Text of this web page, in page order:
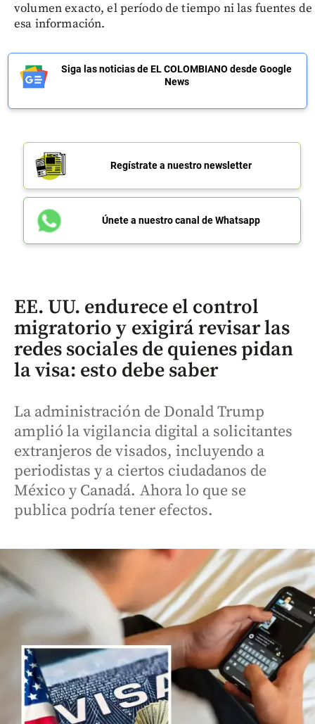
volumen exacto, el período de tiempo ni las fuentes de
esa información.
Siga las noticias de EL COLOMBIANO desde Google
News
Regístrate a nuestro newsletter
Únete a nuestro canal de Whatsapp
EE. UU. endurece el control
migratorio y exigirá revisar las
redes sociales de quienes pidan
la visa: esto debe saber
La administración de Donald Trump
amplió la vigilancia digital a solicitantes
extranjeros de visados, incluyendo a
periodistas y a ciertos ciudadanos de
México y Canadá. Ahora lo que se
publica podría tener efectos.